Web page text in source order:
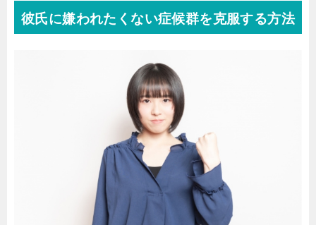
彼氏に嫌われたくない症候群を克服する方法